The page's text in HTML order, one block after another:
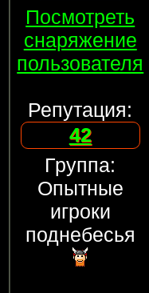
Посмотреть
снаряжение
пользователя
Репутация:
42
Группа:
Опытные
игроки
поднебесья